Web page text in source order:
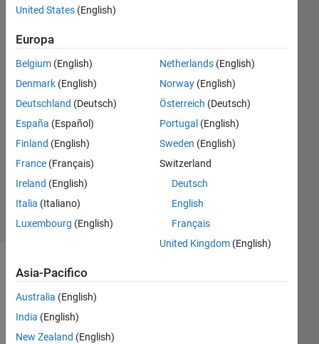
24 Set
2022
2
Risposte
accettata
Aggiornato
26 Set
9
Visualizzazioni
(30 giorni)
Mostra
meno
recenti
United States (English)
Europa
Belgium (English)
Denmark (English)
Deutschland (Deutsch)
España (Español)
Finland (English)
France (Français)
Ireland (English)
Italia (Italiano)
Luxembourg (English)
Netherlands(English)
Norway(English)
Österreich (Deutsch)
Portugal (English)
Sweden (English)
Switzerland
Deutsch
English
Français
United Kingdom(English)
Asia-Pacifico
Australia (English)
India (English)
New Zealand (English)